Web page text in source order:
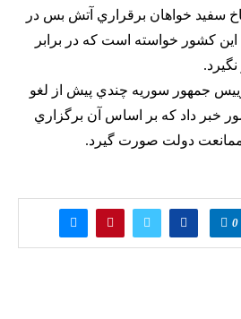
سفيد خواهان برقراري آتش بس در
كشور خواسته است كه در برابر
جمهور سوريه چندي پيش از لغو
خبر داد كه بر اساس آن برگزاري
ممانعت دولت صورت گيرد.
0